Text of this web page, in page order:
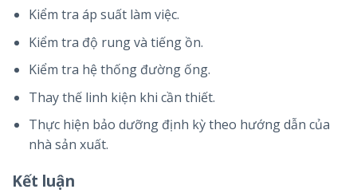
Kiểm tra áp suất làm việc.
Kiểm tra độ rung và tiếng ồn.
Kiểm tra hệ thống đường ống.
Thay thế linh kiện khi cần thiết.
Thực hiện bảo dưỡng định kỳ theo hướng dẫn của
nhà sản xuất.
Kết luận